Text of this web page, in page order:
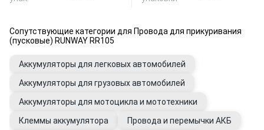
Сопутствующие категории для Провода для прикуривания
(пусковые) RUNWAY RR105
Аккумуляторы для легковых автомобилей
Аккумуляторы для грузовых автомобилей
Аккумуляторы для мотоцикла и мототехники
Клеммы аккумулятора
Провода и перемычки АКБ